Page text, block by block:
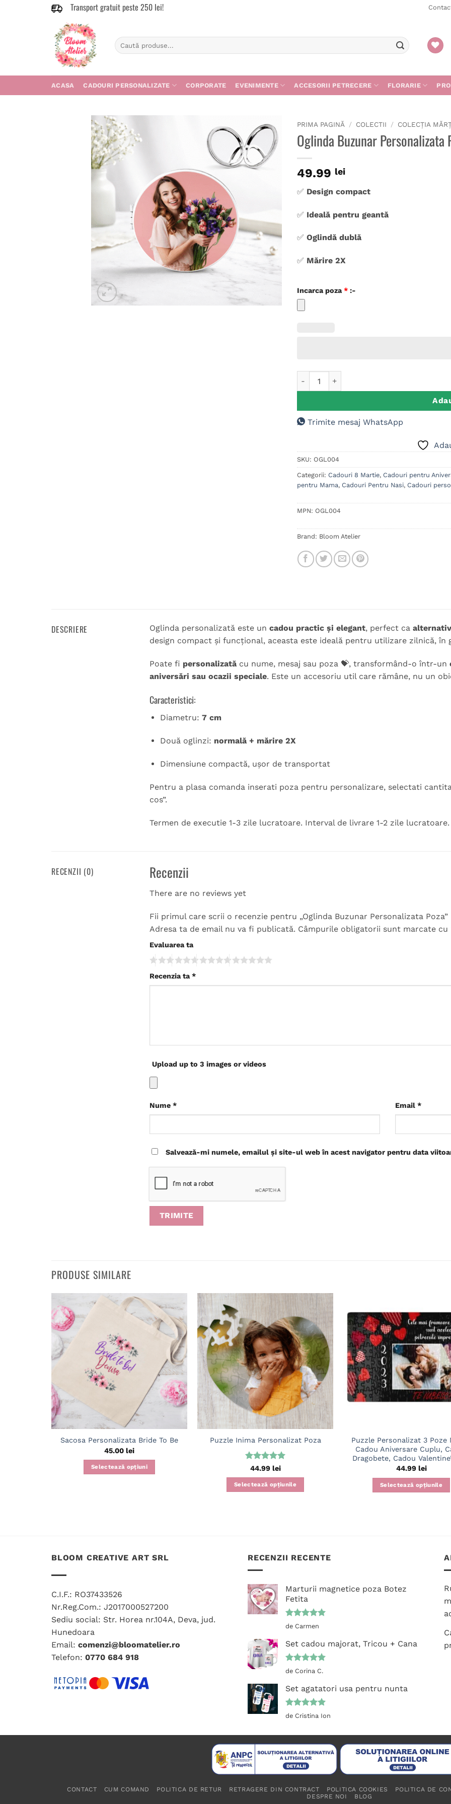
Transport gratuit peste 250 lei!
Caută
după:
ACASA CADOURI PERSONALIZATE CORPORATE EVENIMENTE ACCESORII PETRECERE FLORARIE
Adaugă
în
wishlist
PRIMA PAGINĂ / COLECTII / COLECȚIA
Oglinda Buzunar Personalizata
49.99 lei
✅ Design compact
✅ Ideală pentru geantă
✅ Oglindă dublă
✅ Mărire 2X
Incarca poza *:-
Trimite mesaj WhatsApp
SKU: OGL004
Categorii: Cadouri 8 Martie, Cadouri pentru
pentru Mama, Cadouri Pentru Nasi, Cadouri
MPN: OGL004
Brand: Bloom Atelier
DESCRIERE Oglinda personalizată este un cadou practic și elegant, perfect ca
design compact și funcțional, aceasta este ideală pentru utilizare zilnică, în
Poate fi personalizată cu nume, mesaj sau poza 💝, transformând-o într-un
aniversări sau ocazii speciale. Este un accesoriu util care rămâne, nu un
Caracteristici:
Diametru: 7 cm
Două oglinzi: normală + mărire 2X
Dimensiune compactă, ușor de transportat
Pentru a plasa comanda inserati poza pentru personalizare, selectati
cos”.
Termen de executie 1-3 zile lucratoare. Interval de livrare 1-2 zile lucratoare.
RECENZII (0) Recenzii
There are no reviews yet
Fii primul care scrii o recenzie pentru „Oglinda Buzunar Personalizata Poza”
Adresa ta de email nu va fi publicată. Câmpurile obligatorii sunt marcate cu
Evaluarea ta
Recenzia ta *
Upload up to 3 images or videos
Nume * Email *
Salvează-mi numele, emailul și site-ul web în acest navigator pentru data
PRODUSE SIMILARE
Adaugă
în
wishlist
Sacosa Personalizata Bride To Be
45.00 lei
Selectează opțiuni
Adaugă
în
wishlist
Puzzle Inima Personalizat Poza
Evaluat la
44.99 lei
Selectează opțiunile
Puzzle Personalizat 3 Poze
Cadou Aniversare Cuplu,
Dragobete, Cadou
44.99 lei
Selectează opțiunile
BLOOM CREATIVE ART SRL
C.I.F.: RO37433526
Nr.Reg.Com.: J2017000527200
Sediu social: Str. Horea nr.104A, Deva, jud.
Hunedoara
Email: comenzi@bloomatelier.ro
Telefon: 0770 684 918
RECENZII RECENTE
Marturii magnetice poza Botez
Fetita
Evaluat la
de Carmen
Set cadou majorat, Tricou + Cana
Evaluat la
de Corina C.
Set agatatori usa pentru nunta
Evaluat la
de Cristina Ion
CONTACT CUM COMAND POLITICA DE RETUR RETRAGERE DIN CONTRACT POLITICA COOKIES
POLITICA DE
DESPRE NOI
BLOG